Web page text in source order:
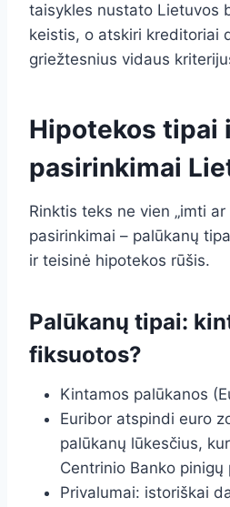
taisykles nustato Lietuvos
keistis, o atskiri kreditoriai
griežtesnius vidaus
Hipotekos tipai
pasirinkimai
Rinktis teks ne vien „imti
pasirinkimai – palūkanų
ir teisinė hipotekos rūšis.
Palūkanų tipai:
fiksuotos?
Kintamos palūkanos
Euribor atspindi euro
palūkanų lūkesčius,
Centrinio Banko pinigų
Privalumai: istoriškai